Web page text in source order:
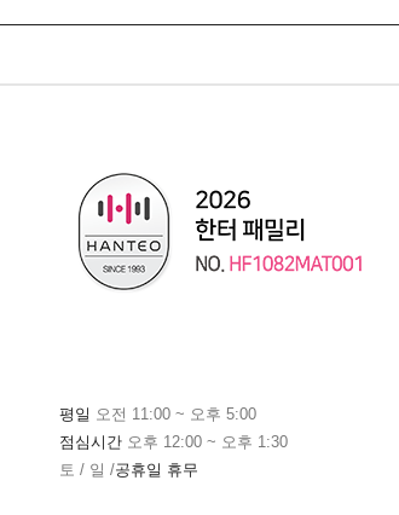
평일 오전 11:00 ~ 오후 5:00
점심시간 오후 12:00 ~ 오후 1:30
토 / 일 /공휴일 휴무